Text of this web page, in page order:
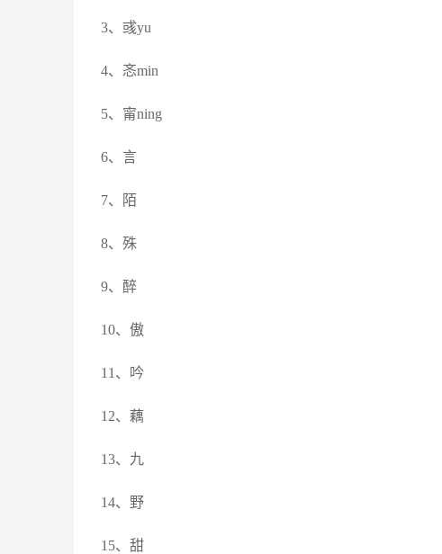
3、彧yu
4、忞min
5、甯ning
6、言
7、陌
8、殊
9、醉
10、傲
11、吟
12、藕
13、九
14、野
15、甜